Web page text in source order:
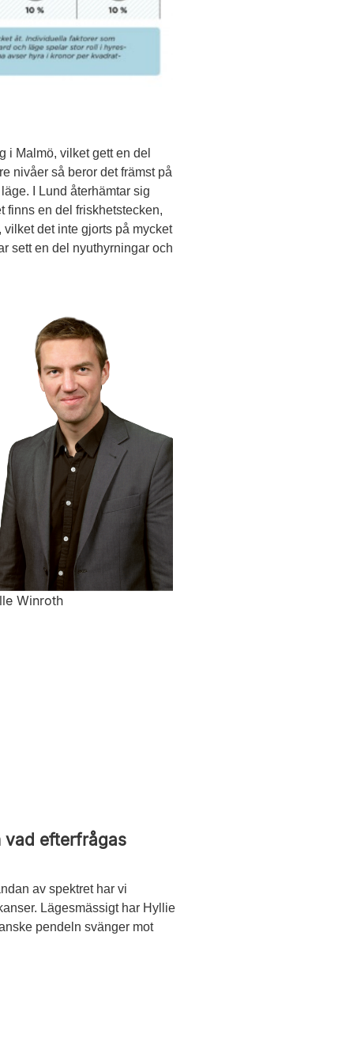
i Malmö, vilket gett en del
nivåer så beror det främst på
I Lund återhämtar sig
finns en del friskhetstecken,
det inte gjorts på mycket
sett en del nyuthyrningar och
Winroth
vad efterfrågas
av spektret har vi
Lägesmässigt har Hyllie
pendeln svänger mot